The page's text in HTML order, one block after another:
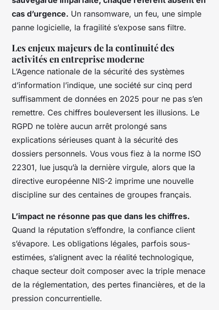
cas d’urgence. Un ransomware, un feu, une simple
panne logicielle, la fragilité s’expose sans filtre.
Les enjeux majeurs de la continuité des
activités en entreprise moderne
L’Agence nationale de la sécurité des systèmes
d’information l’indique, une société sur cinq perd
suffisamment de données en 2025 pour ne pas s’en
remettre. Ces chiffres bouleversent les illusions. Le
RGPD ne tolère aucun arrêt prolongé sans
explications sérieuses quant à la sécurité des
dossiers personnels. Vous vous fiez à la norme ISO
22301, lue jusqu’à la dernière virgule, alors que la
directive européenne NIS-2 imprime une nouvelle
discipline sur des centaines de groupes français.
L’impact ne résonne pas que dans les chiffres.
Quand la réputation s’effondre, la confiance client
s’évapore. Les obligations légales, parfois sous-
estimées, s’alignent avec la réalité technologique,
chaque secteur doit composer avec la triple menace
de la réglementation, des pertes financières, et de la
pression concurrentielle.